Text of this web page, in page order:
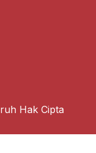
Hak Cipta